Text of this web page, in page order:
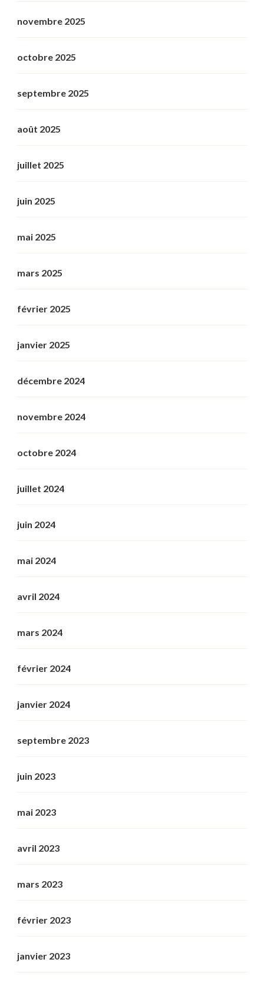
novembre 2025
octobre 2025
septembre 2025
août 2025
juillet 2025
juin 2025
mai 2025
mars 2025
février 2025
janvier 2025
décembre 2024
novembre 2024
octobre 2024
juillet 2024
juin 2024
mai 2024
avril 2024
mars 2024
février 2024
janvier 2024
septembre 2023
juin 2023
mai 2023
avril 2023
mars 2023
février 2023
janvier 2023